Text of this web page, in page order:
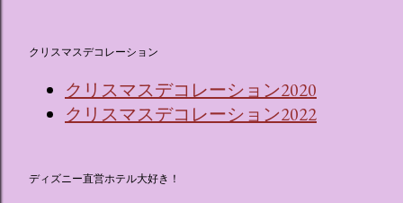
クリスマスデコレーション
クリスマスデコレーション2020
クリスマスデコレーション2022
ディズニー直営ホテル大好き！